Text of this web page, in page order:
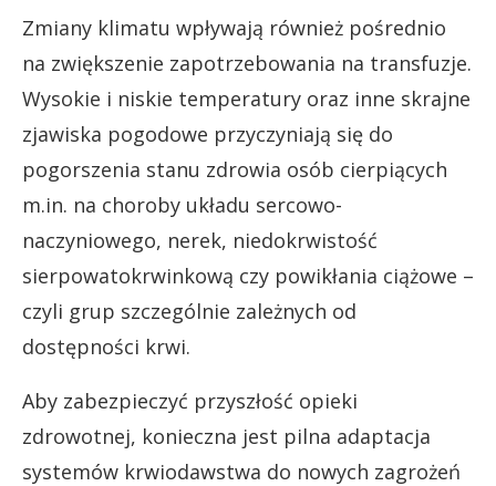
Zmiany klimatu wpływają również pośrednio
na zwiększenie zapotrzebowania na transfuzje.
Wysokie i niskie temperatury oraz inne skrajne
zjawiska pogodowe przyczyniają się do
pogorszenia stanu zdrowia osób cierpiących
m.in. na choroby układu sercowo-
naczyniowego, nerek, niedokrwistość
sierpowatokrwinkową czy powikłania ciążowe –
czyli grup szczególnie zależnych od
dostępności krwi.
Aby zabezpieczyć przyszłość opieki
zdrowotnej, konieczna jest pilna adaptacja
systemów krwiodawstwa do nowych zagrożeń